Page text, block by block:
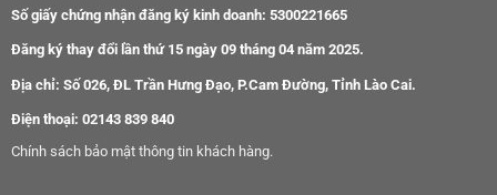
Số giấy chứng nhận đăng ký kinh doanh: 5300221665
Đăng ký thay đổi lần thứ 15 ngày 09 tháng 04 năm 2025.
Địa chỉ: Số 026, ĐL Trần Hưng Đạo, P.Cam Đường, Tỉnh Lào Cai.
Điện thoại: 02143 839 840
Chính sách bảo mật thông tin khách hàng.